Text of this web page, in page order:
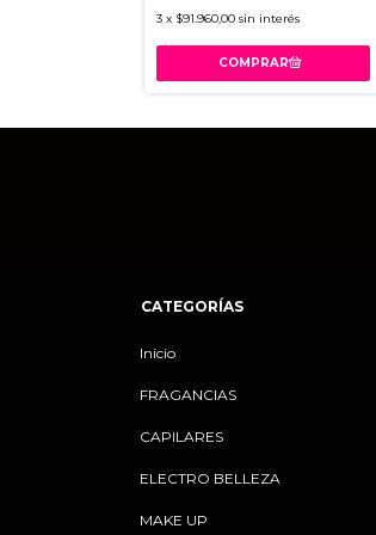
3 x $91.960,00 sin interés
CATEGORÍAS
Inicio
FRAGANCIAS
CAPILARES
ELECTRO BELLEZA
MAKE UP